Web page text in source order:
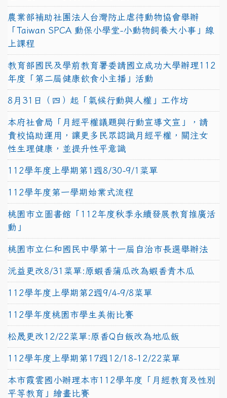
農業部補助社團法人台灣防止虐待動物協會舉辦
「Taiwan SPCA 動保小學堂-小動物飼養大小事」線
上課程
教育部國民及學前教育署委請國立成功大學辦理112
年度「第二屆健康飲食小主播」活動
8月31日（四）起「氣候行動與人權」工作坊
本府社會局「月經平權議題與行動宣導文宣」，請
貴校協助運用，讓更多民眾認識月經平權，關注女
性生理健康，並提升性平意識
112學年度上學期第1週8/30-9/1菜單
112學年度第一學期始業式流程
桃園市立圖書館「112年度秋季永續發展教育推廣活
動」
桃園市立仁和國民中學第十一屆自治市長選舉辦法
沅益更改8/31菜單:原蝦香蒲瓜改為蝦香青木瓜
112學年度上學期第2週9/4-9/8菜單
112學年度桃園市學生美術比賽
松晟更改12/22菜單:原香Q白飯改為地瓜飯
112學年度上學期第17週12/18-12/22菜單
本市霞雲國小辦理本市112學年度「月經教育及性別
平等教育」繪畫比賽